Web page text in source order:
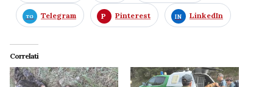
Telegram Pinterest LinkedIn
Correlati